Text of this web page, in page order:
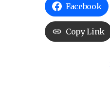
Facebook
Copy Link